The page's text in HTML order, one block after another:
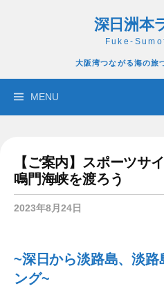
ツ
深日洲本
Fuke-
大阪湾つながる海の旅
MENU
【ご案内】スポーツサ
鳴門海峡を渡ろう
2023年8月24日
~深日から淡路島、淡路
ング~